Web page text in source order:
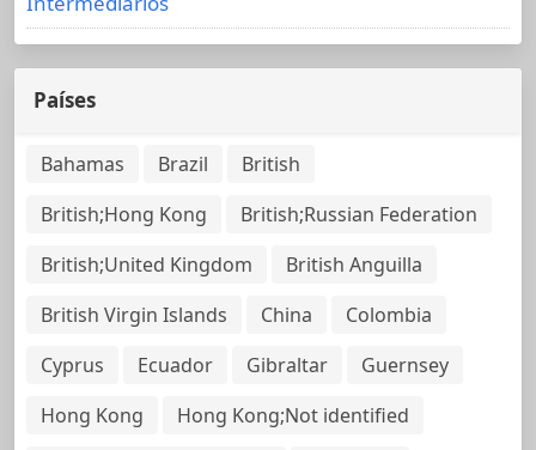
Países
Bahamas Brazil
British
British;Hong Kong
British;Russian Federation
British;United Kingdom
British Anguilla
British Virgin Islands
China
Colombia
Cyprus
Ecuador Gibraltar
Guernsey
Hong Kong
Hong Kong;Not identified